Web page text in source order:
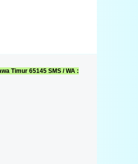
Timur 65145 SMS / WA :